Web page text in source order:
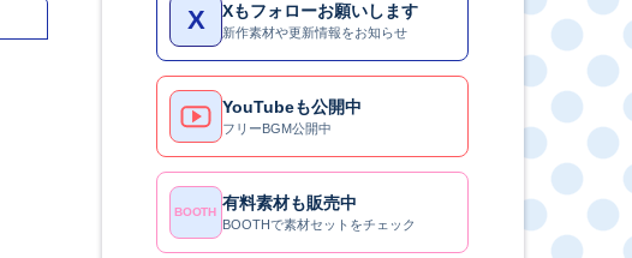
X Xもフォローお願いします
新作素材や更新情報をお知らせ
YouTubeも公開中
フリーBGM公開中
BOOTH 有料素材も販売中
BOOTHで素材セットをチェック